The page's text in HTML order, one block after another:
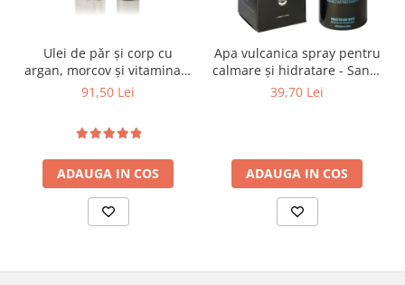
Ulei de păr și corp cu
argan, morcov și vitamina E
100 ml – Santo Volcano Spa
91,50 Lei
ADAUGA IN COS
Apa vulcanica spray pentru
calmare și hidratare - Santo
Volcano Spa
39,70 Lei
ADAUGA IN COS